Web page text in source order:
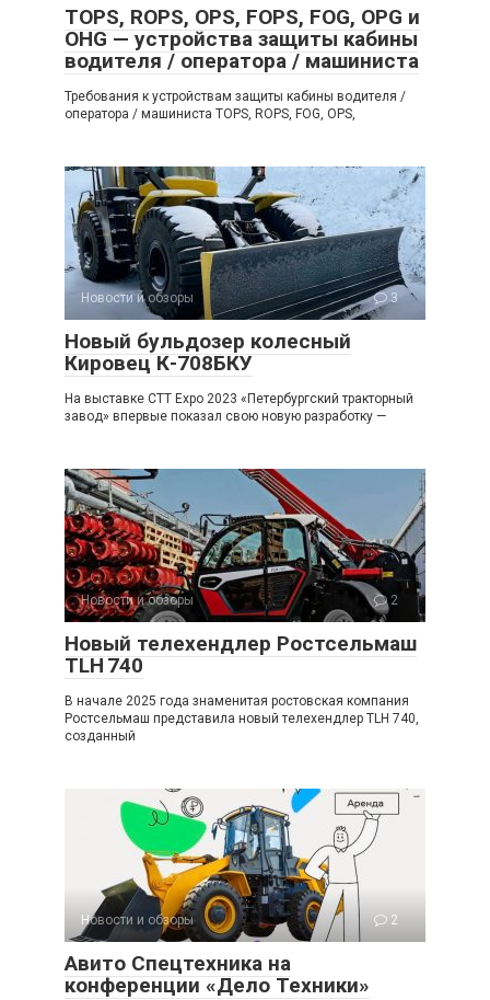
TOPS, ROPS, OPS, FOPS, FOG, OPG и
OHG — устройства защиты кабины
водителя / оператора / машиниста
Требования к устройствам защиты кабины водителя /
оператора / машиниста TOPS, ROPS, FOG, OPS,
Новости и обзоры 3
Новый бульдозер колесный
Кировец К-708БКУ
На выставке CTT Expo 2023 «Петербургский тракторный
завод» впервые показал свою новую разработку —
Новости и обзоры 2
Новый телехендлер Ростсельмаш
TLH 740
В начале 2025 года знаменитая ростовская компания
Ростсельмаш представила новый телехендлер TLH 740,
созданный
Новости и обзоры 2
Авито Спецтехника на
конференции «Дело Техники»